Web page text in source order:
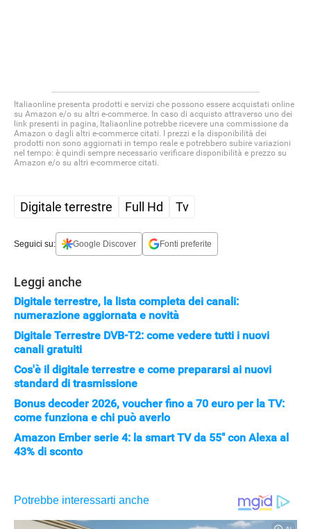
Italiaonline presenta prodotti e servizi che possono essere acquistati online
su Amazon e/o su altri e-commerce. In caso di acquisto attraverso uno dei
link presenti in pagina, Italiaonline potrebbe ricevere una commissione da
Amazon o dagli altri e-commerce citati. I prezzi e la disponibilità dei
prodotti non sono aggiornati in tempo reale e potrebbero subire variazioni
nel tempo: è quindi sempre necessario verificare disponibilità e prezzo su
Amazon e/o su altri e-commerce citati.
Digitale terrestre Full Hd Tv
Seguici su: Google Discover Fonti preferite
Leggi anche
Digitale terrestre, la lista completa dei canali:
numerazione aggiornata e novità
Digitale Terrestre DVB-T2: come vedere tutti i nuovi
canali gratuiti
Cos'è il digitale terrestre e come prepararsi ai nuovi
standard di trasmissione
Bonus decoder 2026, voucher fino a 70 euro per la TV:
come funziona e chi può averlo
Amazon Ember serie 4: la smart TV da 55" con Alexa al
43% di sconto